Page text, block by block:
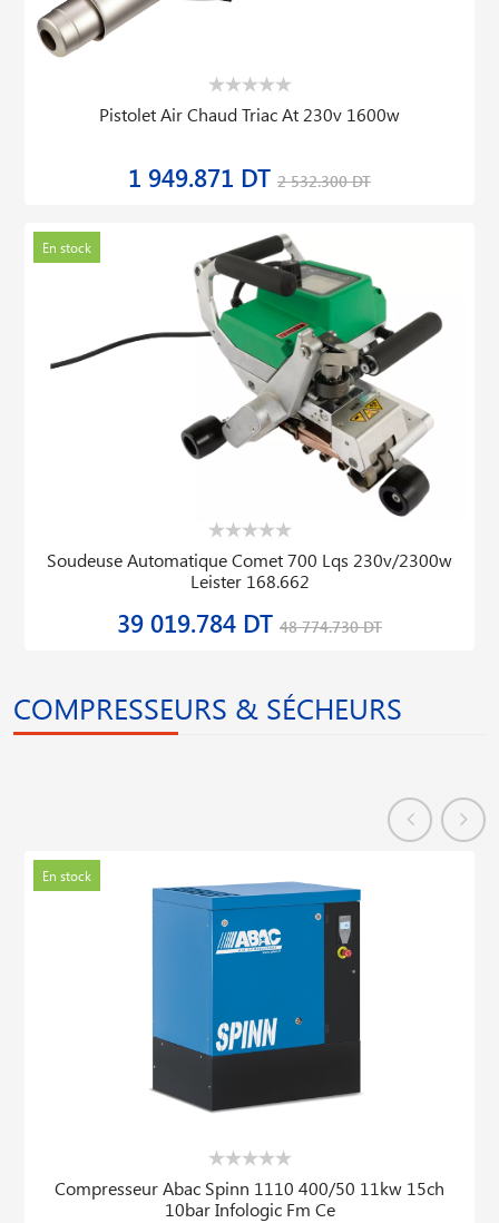
Pistolet Air Chaud Triac At 230v 1600w
1 949.871 DT 2 532.300 DT
En stock
Soudeuse Automatique Comet 700 Lqs 230v/2300w
Leister 168.662
39 019.784 DT 48 774.730 DT
COMPRESSEURS & SÉCHEURS
En stock
Compresseur Abac Spinn 1110 400/50 11kw 15ch
10bar Infologic Fm Ce